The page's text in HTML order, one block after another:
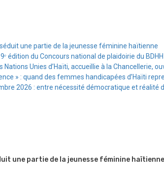
une partie de la jeunesse féminine haïtienne
édition du Concours national de plaidoirie du BDHH
Nations Unies d’Haïti, accueillie à la Chancellerie,
» : quand des femmes handicapées d’Haïti
2026 : entre nécessité démocratique et réalité
une partie de la jeunesse féminine haïtienne